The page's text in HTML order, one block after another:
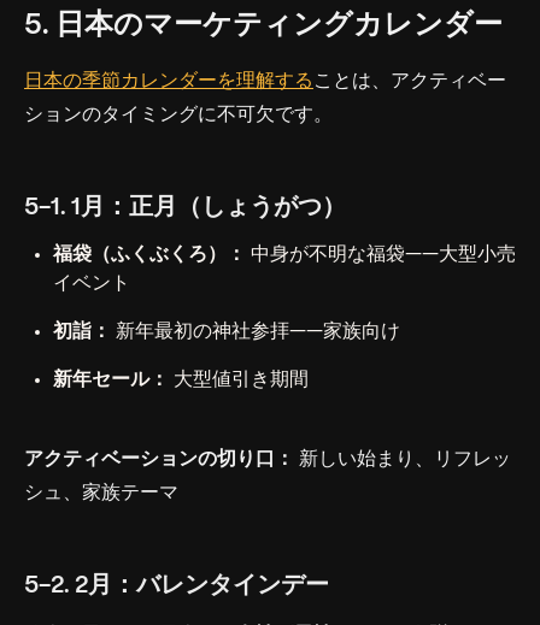
5. 日本のマーケティングカレンダー
日本の季節カレンダーを理解する ことは、アクティベー
ションのタイミングに不可欠です。
5-1. 1月：正月（しょうがつ）
福袋（ふくぶくろ）：
中身が不明な福袋——大型小売
イベント
初詣： 新年最初の神社参拝——家族向け
新年セール： 大型値引き期間
アクティベーションの切り口：
新しい始まり、リフレッ
シュ、家族テーマ
5-2. 2月：バレンタインデー